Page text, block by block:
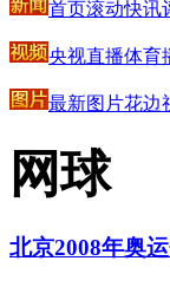
首页滚动快讯
央视直播体育
最新图片花边
网球
北京2008年奥